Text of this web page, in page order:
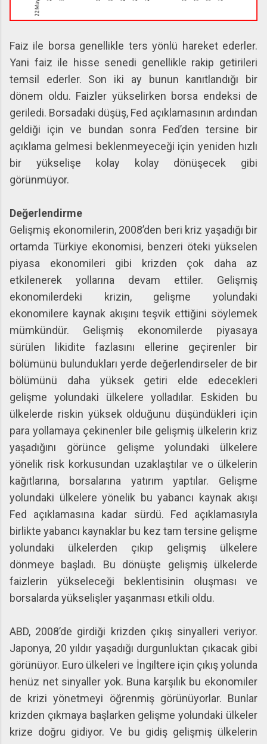
Faiz ile borsa genellikle ters yönlü hareket ederler.
Yani faiz ile hisse senedi genellikle rakip getirileri
temsil ederler. Son iki ay bunun kanıtlandığı bir
dönem oldu. Faizler yükselirken borsa endeksi de
geriledi. Borsadaki düşüş, Fed açıklamasının ardından
geldiği için ve bundan sonra Fed’den tersine bir
açıklama gelmesi beklenmeyeceği için yeniden hızlı
bir yükselişe kolay kolay dönüşecek gibi
görünmüyor.
Değerlendirme
Gelişmiş ekonomilerin, 2008’den beri kriz yaşadığı bir
ortamda Türkiye ekonomisi, benzeri öteki yükselen
piyasa ekonomileri gibi krizden çok daha az
etkilenerek yollarına devam ettiler. Gelişmiş
ekonomilerdeki krizin, gelişme yolundaki
ekonomilere kaynak akışını teşvik ettiğini söylemek
mümkündür. Gelişmiş ekonomilerde piyasaya
sürülen likidite fazlasını ellerine geçirenler bir
bölümünü bulundukları yerde değerlendirseler de bir
bölümünü daha yüksek getiri elde edecekleri
gelişme yolundaki ülkelere yolladılar. Eskiden bu
ülkelerde riskin yüksek olduğunu düşündükleri için
para yollamaya çekinenler bile gelişmiş ülkelerin kriz
yaşadığını görünce gelişme yolundaki ülkelere
yönelik risk korkusundan uzaklaştılar ve o ülkelerin
kağıtlarına, borsalarına yatırım yaptılar. Gelişme
yolundaki ülkelere yönelik bu yabancı kaynak akışı
Fed açıklamasına kadar sürdü. Fed açıklamasıyla
birlikte yabancı kaynaklar bu kez tam tersine gelişme
yolundaki ülkelerden çıkıp gelişmiş ülkelere
dönmeye başladı. Bu dönüşte gelişmiş ülkelerde
faizlerin yükseleceği beklentisinin oluşması ve
borsalarda yükselişler yaşanması etkili oldu.
ABD, 2008’de girdiği krizden çıkış sinyalleri veriyor.
Japonya, 20 yıldır yaşadığı durgunluktan çıkacak gibi
görünüyor. Euro ülkeleri ve İngiltere için çıkış yolunda
henüz net sinyaller yok. Buna karşılık bu ekonomiler
de krizi yönetmeyi öğrenmiş görünüyorlar. Bunlar
krizden çıkmaya başlarken gelişme yolundaki ülkeler
krize doğru gidiyor. Ve bu gidiş gelişmiş ülkelerin